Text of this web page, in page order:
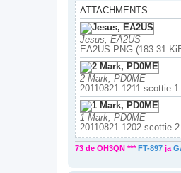
ATTACHMENTS
Jesus, EA2US
EA2US.PNG (183.31
2 Mark, PD0ME
20110821 1211 scottie
1 Mark, PD0ME
20110821 1202 scottie
73 de OH3QN ***FT-897 ja